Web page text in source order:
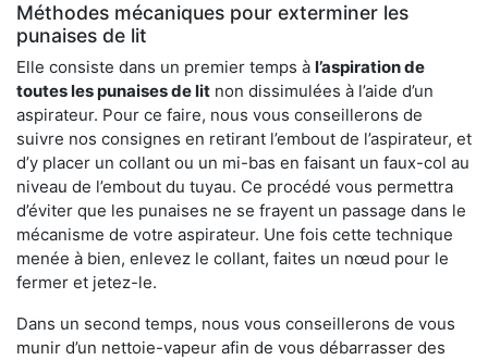
Méthodes mécaniques pour exterminer les
punaises de lit
Elle consiste dans un premier temps à l’aspiration de
toutes les punaises de lit non dissimulées à l’aide d’un
aspirateur. Pour ce faire, nous vous conseillerons de
suivre nos consignes en retirant l’embout de l’aspirateur, et
d’y placer un collant ou un mi-bas en faisant un faux-col au
niveau de l’embout du tuyau. Ce procédé vous permettra
d’éviter que les punaises ne se frayent un passage dans le
mécanisme de votre aspirateur. Une fois cette technique
menée à bien, enlevez le collant, faites un nœud pour le
fermer et jetez-le.
Dans un second temps, nous vous conseillerons de vous
munir d’un nettoie-vapeur afin de vous débarrasser des